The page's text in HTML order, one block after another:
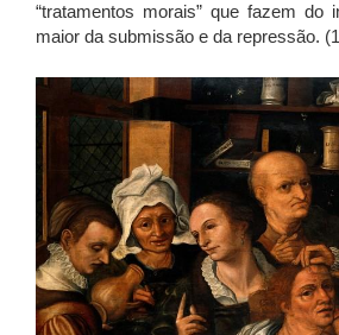
“tratamentos morais” que fazem do
maior da submissão e da repressão.